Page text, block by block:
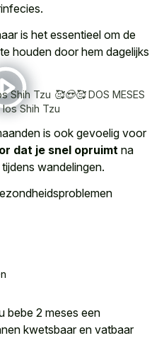
is het essentieel om de
houden door hem dagelijks
Shih Tzu 🥰😍🥰 DOS MESES
los Shih Tzu
is ook gevoelig voor
dat je snel opruimtna
wandelingen.
bebe 2 meses een
kwetsbaar en vatbaar